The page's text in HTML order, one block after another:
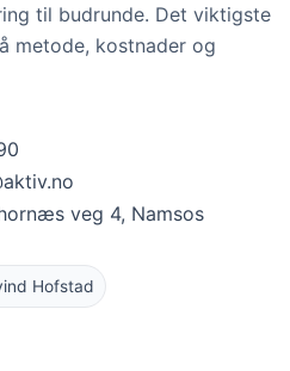
til budrunde. Det viktigste
metode, kostnader og
veg 4, Namsos
Hofstad